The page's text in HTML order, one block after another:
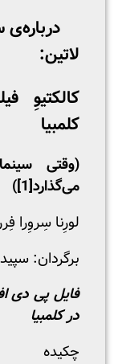
لاتین:
کالکتیوِ
کلمبیا
(وقتی
می‌گذارد[1]
)
لورِنا سِروِرا
برگردان:
فایل پی دی
در کلمبیا
چکیده